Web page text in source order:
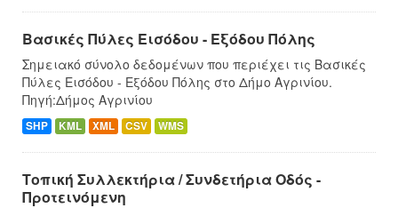
Βασικές Πύλες Εισόδου - Εξόδου Πόλης
Σημειακό σύνολο δεδομένων που περιέχει τις Βασικές
Πύλες Εισόδου - Εξόδου Πόλης στο Δήμο Αγρινίου.
Πηγή:Δήμος Αγρινίου
SHP KML XML CSV WMS
Τοπική Συλλεκτήρια / Συνδετήρια Οδός -
Προτεινόμενη